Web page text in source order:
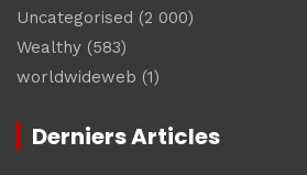
Uncategorised (2 000)
Wealthy (583)
worldwideweb (1)
Derniers Articles